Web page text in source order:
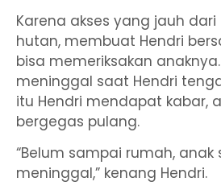
Karena akses yang jauh dari
hutan, membuat Hendri
bisa memeriksakan
meninggal saat Hendri
itu Hendri mendapat kabar,
bergegas pulang.
“Belum sampai rumah, anak
meninggal,” kenang Hendri.